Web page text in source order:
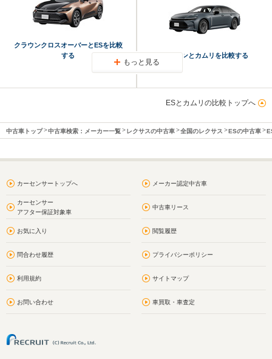
クラウンクロスオーバーとESを比較
する
クラウンとカムリを比較する
もっと見る
ESとカムリの比較トップへ
中古車トップ 中古車検索：メーカー一覧 レクサスの中古車 全国のレクサス ESの中古車
カーセンサートップへ メーカー認定中古車
カーセンサー
アフター保証対象車
中古車リース
お気に入り 閲覧履歴
問合わせ履歴 プライバシーポリシー
利用規約 サイトマップ
お問い合わせ 車買取・車査定